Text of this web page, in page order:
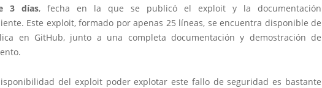
3 días, fecha en la que se publicó el exploit y la documentación
Este exploit, formado por apenas 25 líneas, se encuentra disponible de
en GitHub, junto a una completa documentación y demostración de
del exploit poder explotar este fallo de seguridad es bastante